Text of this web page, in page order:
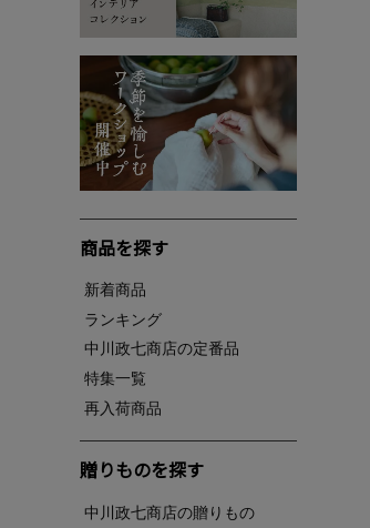
商品を探す
新着商品
ランキング
中川政七商店の定番品
特集一覧
再入荷商品
贈りものを探す
中川政七商店の贈りもの